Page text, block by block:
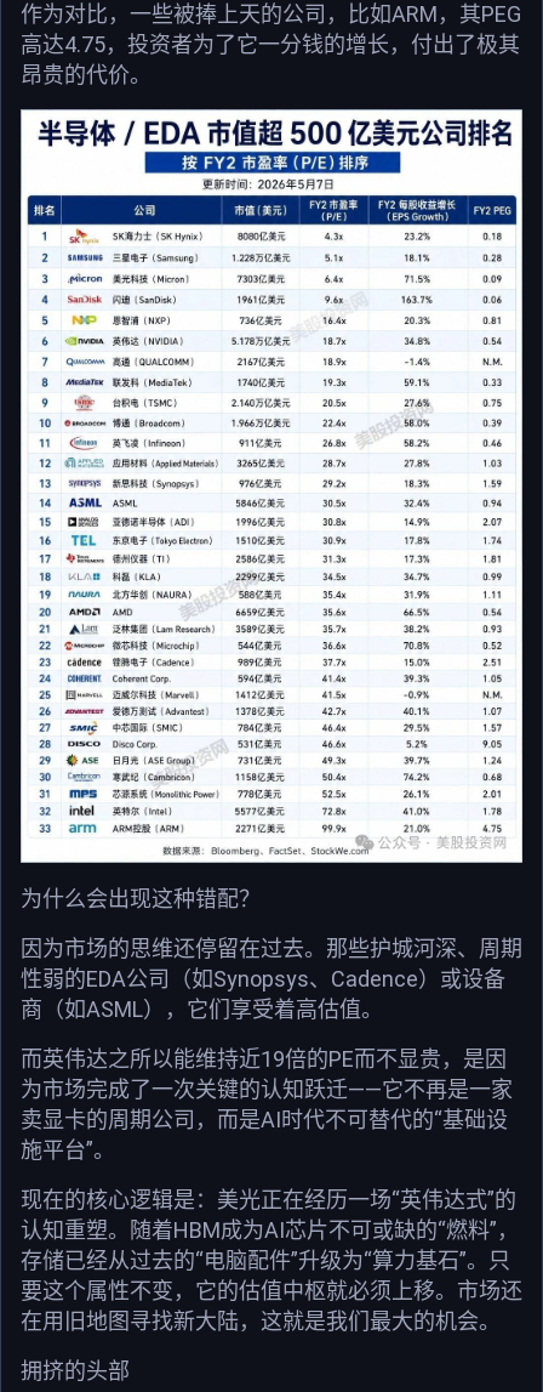
作为对比，一些被捧上天的公司，比如ARM，其PEG
高达4.75，投资者为了它一分钱的增长，付出了极其
昂贵的代价。
为什么会出现这种错配？
因为市场的思维还停留在过去。那些护城河深、周期
性弱的EDA公司（如Synopsys、Cadence）或设备
商（如ASML），它们享受着高估值。
而英伟达之所以能维持近19倍的PE而不显贵，是因
为市场完成了一次关键的认知跃迁——它不再是一家
卖显卡的周期公司，而是AI时代不可替代的“基础设
施平台”。
现在的核心逻辑是：美光正在经历一场“英伟达式”的
认知重塑。随着HBM成为AI芯片不可或缺的“燃料”，
存储已经从过去的“电脑配件”升级为“算力基石”。只
要这个属性不变，它的估值中枢就必须上移。市场还
在用旧地图寻找新大陆，这就是我们最大的机会。
拥挤的头部